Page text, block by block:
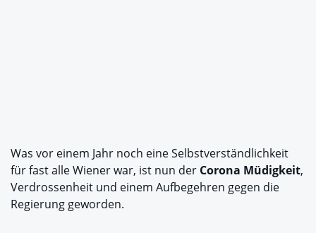
Was vor einem Jahr noch eine Selbstverständlichkeit
für fast alle Wiener war, ist nun der Corona Müdigkeit,
Verdrossenheit und einem Aufbegehren gegen die
Regierung geworden.